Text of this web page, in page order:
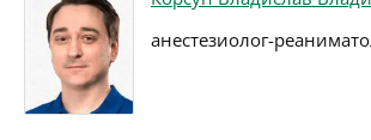
анестезиолог-